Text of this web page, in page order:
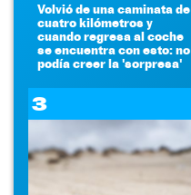
Volvió de una caminata de
cuatro kilómetros y
cuando regresa al coche
se encuentra con esto: no
podía creer la 'sorpresa'
3